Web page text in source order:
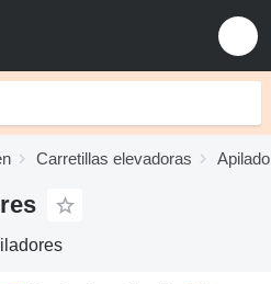
Carretillas elevadoras